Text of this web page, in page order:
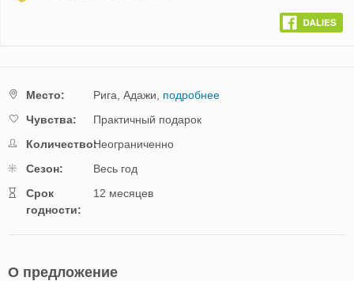
Mестo: Рига, Адажи,
подробнее
Чувства:
Практичный подарок
Количество:Неограниченно
Cезон:
Весь год
Cрок
годности:
12 месяцев
О предложение